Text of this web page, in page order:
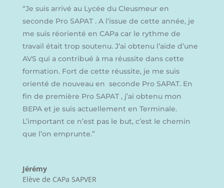
“Je suis arrivé au Lycée du Cleusmeur en
seconde Pro SAPAT . A l’issue de cette année, je
me suis réorienté en CAPa car le rythme de
travail était trop soutenu. J’ai obtenu l’aide d’une
AVS qui a contribué à ma réussite dans cette
formation. Fort de cette réussite, je me suis
orienté de nouveau en seconde Pro SAPAT. En
fin de première Pro SAPAT , j’ai obtenu mon
BEPA et je suis actuellement en Terminale.
L’important ce n’est pas le but, c’est le chemin
que l’on emprunte.”
Jérémy
Elève de CAPa SAPVER